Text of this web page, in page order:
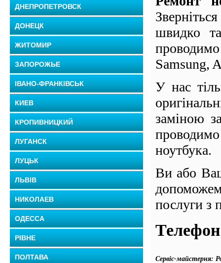
ДНЕПРОПЕТРОВСК
ДОНЕЦК
ЖИТОМИР
ЗАПОРОЖЬЕ
ІВАНО-ФРАНКІВСЬК
КИЕВ
КРОПИВНИЦКИЙ
ЛУГАНСК
ЛУЦЬК
ЛЬВІВ
НИКОЛАЕВ
ОДЕССА
РІВНЕ
ПОЛТАВА
швидко
Samsung,
У нас
заміною
ноутбука.
Ви або
послуги з
Телефон
Сервіс-майстерня: